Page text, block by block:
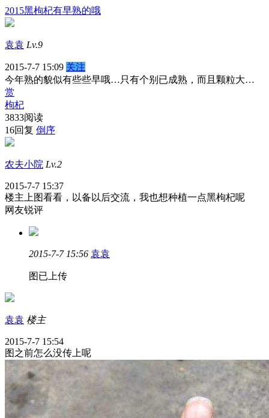
2015黑枸杞有早熟的哦
袁袁 Lv.9
2015-7-7 15:09 关注
今年熟的貌似有些些早哦…只有个别已成熟，而且颗粒大…
赏
枸杞
3833阅读
16回复 倒序
农夫小院 Lv.2
2015-7-7 15:37
楼主上图看看，以备以后交流，我也想种植一点黑枸杞呢
网友锐评
2015-7-7 15:56 袁袁
图已上传
袁袁 楼主
2015-7-7 15:54
图之前怎么没传上呢